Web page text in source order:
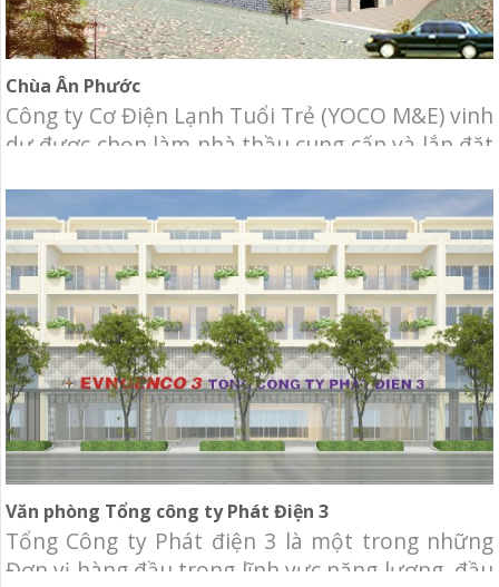
Chùa Ân Phước
Công ty Cơ Điện Lạnh Tuổi Trẻ (YOCO M&E) vinh
dự được chọn làm nhà thầu cung cấp và lắp đặt
tâm) VRF và thông gió cho dự án chùa Ân
Phước. Chủ đầu tư: Chùa Ân Phước Địa điểm:
477 Nơ Trang Long, phường 13, Bình Thạnh, Hồ
Văn phòng Tổng công ty Phát Điện 3
Tổng Công ty Phát điện 3 là một trong những
Đơn vị hàng đầu trong lĩnh vực năng lượng, đầu